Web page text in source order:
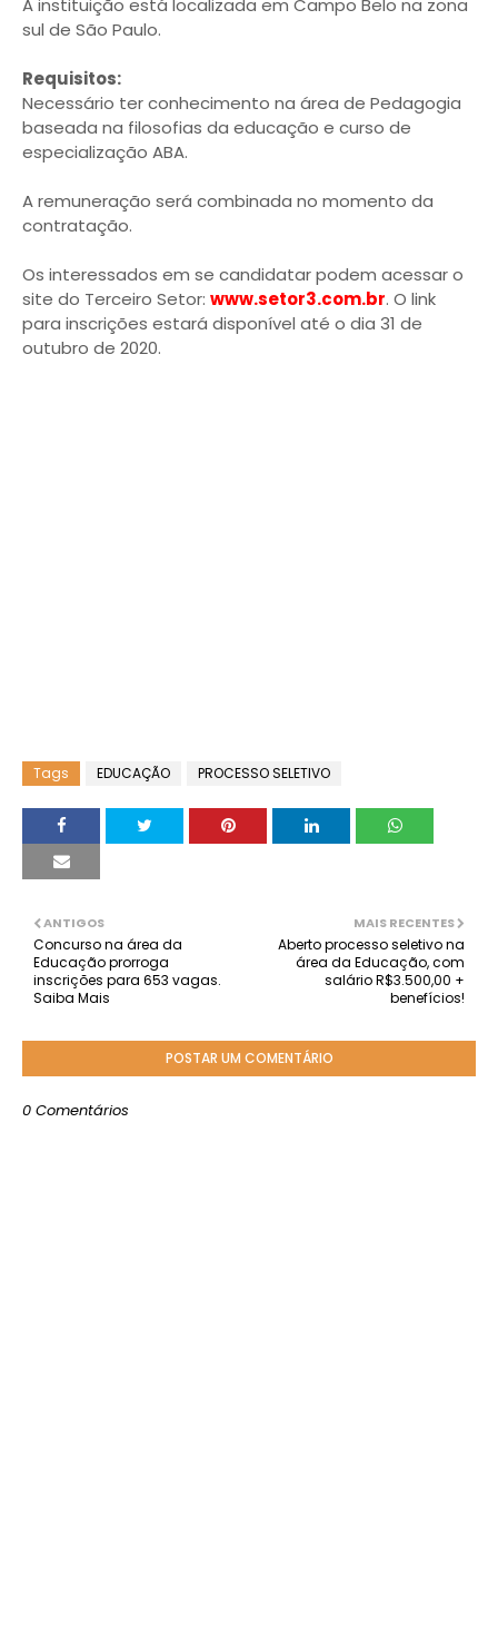
A instituição está localizada em Campo Belo na zona
sul de São Paulo.
Requisitos:
Necessário ter conhecimento na área de Pedagogia
baseada na filosofias da educação e curso de
especialização ABA.
A remuneração será combinada no momento da
contratação.
Os interessados em se candidatar podem acessar o
site do Terceiro Setor: www.setor3.com.br. O link
para inscrições estará disponível até o dia 31 de
outubro de 2020.
Tags EDUCAÇÃO PROCESSO SELETIVO
MAIS RECENTES
Aberto processo seletivo na
área da Educação, com
salário R$3.500,00 +
benefícios!
ANTIGOS
Concurso na área da
Educação prorroga
inscrições para 653 vagas.
Saiba Mais
POSTAR UM COMENTÁRIO
0 Comentários